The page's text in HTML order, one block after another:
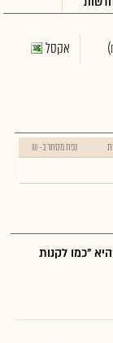
אקסל
נפח מסחר ב- ₪
"כמו לקנות